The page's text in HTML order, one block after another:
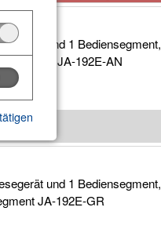
und 1 Bediensegment,
JA-192E-AN
und 1 Bediensegment,
JA-192E-GR